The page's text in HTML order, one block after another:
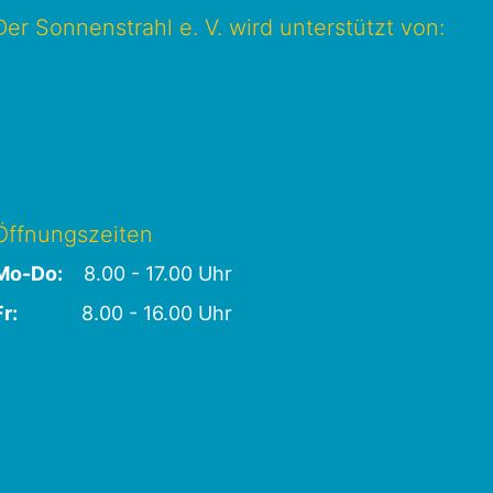
Sonnenstrahl e. V. wird unterstützt von:
Do:
8.00 - 17.00 Uhr
8.00 - 16.00 Uhr